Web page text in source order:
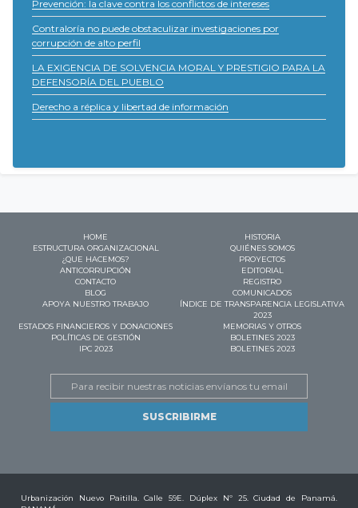
Prevención: la clave contra los conflictos de intereses
Contraloría no puede obstaculizar investigaciones por
corrupción de alto perfil
LA EXIGENCIA DE SOLVENCIA MORAL Y PRESTIGIO PARA LA
DEFENSORÍA DEL PUEBLO
Derecho a réplica y libertad de información
HOME
HISTORIA
ESTRUCTURA ORGANIZACIONAL
QUIÉNES SOMOS
¿QUE HACEMOS?
PROYECTOS
ANTICORRUPCIÓN
EDITORIAL
CONTACTO
REGISTRO
BLOG
COMUNICADOS
APOYA NUESTRO TRABAJO
ÍNDICE DE TRANSPARENCIA LEGISLATIVA
2023
ESTADOS FINANCIEROS Y DONACIONES
MEMORIAS Y OTROS
POLÍTICAS DE GESTIÓN
BOLETINES 2023
IPC 2023
BOLETINES 2023
Urbanización Nuevo Paitilla. Calle 59E. Dúplex Nº 25. Ciudad de Panamá.